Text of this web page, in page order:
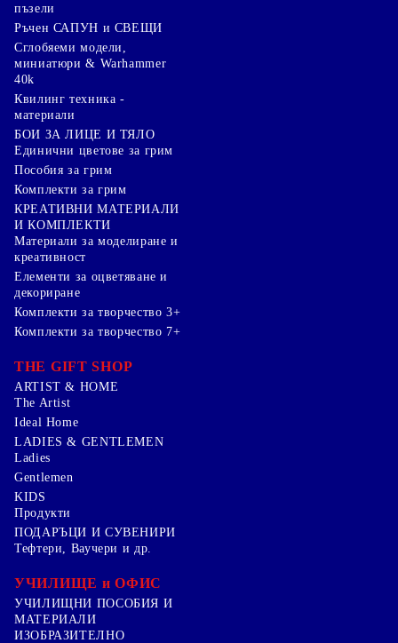
пъзели
Ръчен САПУН и СВЕЩИ
Сглобяеми модели,
миниатюри & Warhammer
40k
Квилинг техника -
материали
БОИ ЗА ЛИЦЕ И ТЯЛО
Единични цветове за грим
Пособия за грим
Комплекти за грим
КРЕАТИВНИ МАТЕРИАЛИ
И КОМПЛЕКТИ
Mатериали за моделиране и
креативност
Елементи за оцветяване и
декориране
Комплекти за творчество 3+
Комплекти за творчество 7+
THE GIFT SHOP
ARTIST & HOME
The Artist
Ideal Home
LADIES & GENTLEMEN
Ladies
Gentlemen
KIDS
Продукти
ПОДАРЪЦИ И СУВЕНИРИ
Тефтери, Ваучери и др.
УЧИЛИЩЕ и ОФИС
УЧИЛИЩНИ ПОСОБИЯ И
МАТЕРИАЛИ
ИЗОБРАЗИТЕЛНО